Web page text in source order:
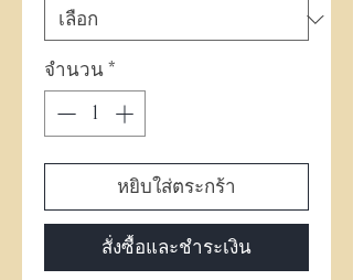
จำนวน*
หยิบใส่ตระกร้า
สั่งซื้อและชำระเงิน